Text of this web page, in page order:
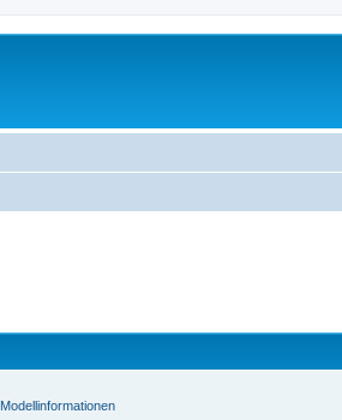
Modellinformationen